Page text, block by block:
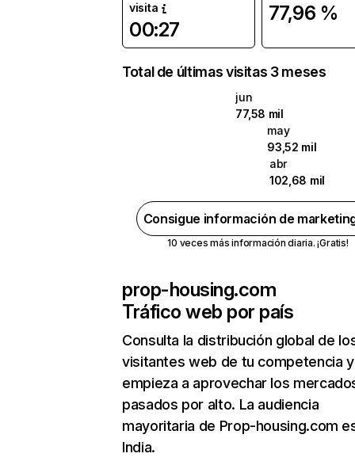
visita
00:27
77,96 %
Total de últimas visitas 3 meses
jun
77,58 mil
may
93,52 mil
abr
102,68 mil
Consigue información de
10 veces más información diaria. ¡Gratis!
prop-housing.com
Tráfico web por país
Consulta la distribución global de
visitantes web de tu competencia y
empieza a aprovechar los
pasados por alto. La audiencia
mayoritaria de Prop-housing.com
India.